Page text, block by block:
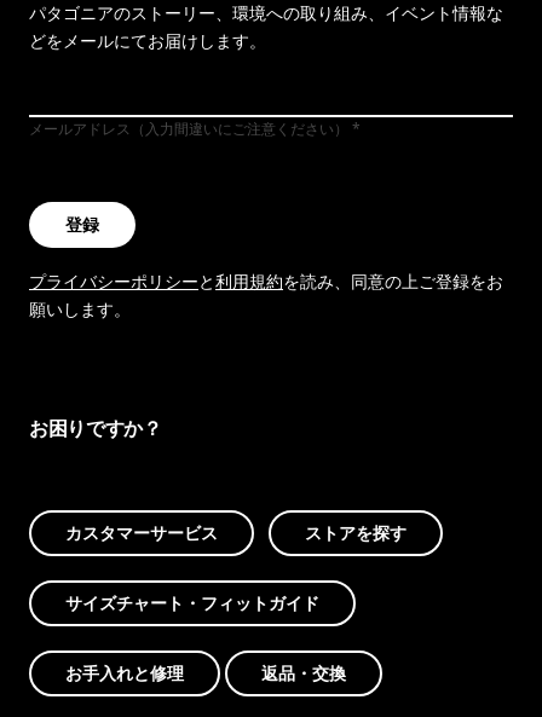
パタゴニアのストーリー、環境への取り組み、イベント情報な
どをメールにてお届けします。
メールアドレス（入力間違いにご注意ください）
登録
プライバシーポリシーと利用規約を読み、同意の上ご登録をお
願いします。
お困りですか？
カスタマーサービス ストアを探す
サイズチャート・フィットガイド
お手入れと修理 返品・交換